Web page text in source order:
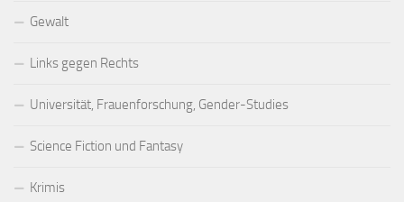
Gewalt
Links gegen Rechts
Universität, Frauenforschung, Gender-Studies
Science Fiction und Fantasy
Krimis